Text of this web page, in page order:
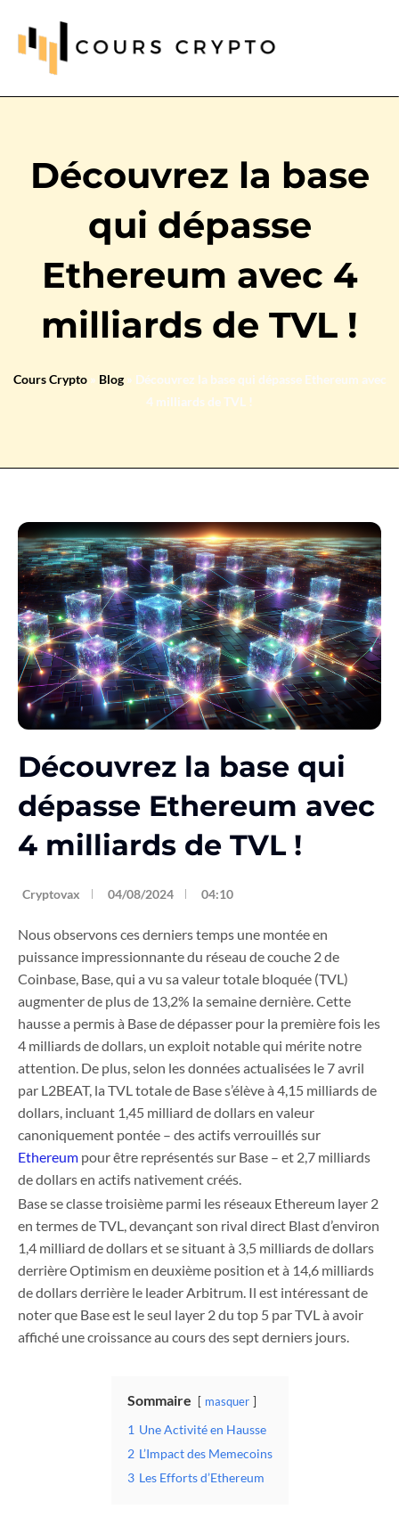
Découvrez la base
qui dépasse
Ethereum avec 4
milliards de TVL !
Cours Crypto» Blog» Découvrez la base qui dépasse Ethereum avec
4 milliards de TVL !
Découvrez la base qui
dépasse Ethereum avec
4 milliards de TVL !
Cryptovax 04/08/2024 04:10
Nous observons ces derniers temps une montée en
puissance impressionnante du réseau de couche 2 de
Coinbase, Base, qui a vu sa valeur totale bloquée (TVL)
augmenter de plus de 13,2% la semaine dernière. Cette
hausse a permis à Base de dépasser pour la première fois les
4 milliards de dollars, un exploit notable qui mérite notre
attention. De plus, selon les données actualisées le 7 avril
par L2BEAT, la TVL totale de Base s’élève à 4,15 milliards de
dollars, incluant 1,45 milliard de dollars en valeur
canoniquement pontée – des actifs verrouillés sur
Ethereum pour être représentés sur Base – et 2,7 milliards
de dollars en actifs nativement créés.
Base se classe troisième parmi les réseaux Ethereum layer 2
en termes de TVL, devançant son rival direct Blast d’environ
1,4 milliard de dollars et se situant à 3,5 milliards de dollars
derrière Optimism en deuxième position et à 14,6 milliards
de dollars derrière le leader Arbitrum. Il est intéressant de
noter que Base est le seul layer 2 du top 5 par TVL à avoir
affiché une croissance au cours des sept derniers jours.
Sommaire masquer
1 Une Activité en Hausse
2 L’Impact des Memecoins
3 Les Efforts d’Ethereum